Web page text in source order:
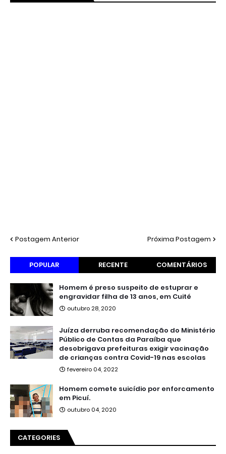
Postagem Anterior Próxima Postagem
POPULAR RECENTE COMENTÁRIOS
Homem é preso suspeito de estuprar e
engravidar filha de 13 anos, em Cuité
outubro 28, 2020
Juíza derruba recomendação do Ministério
Público de Contas da Paraíba que
desobrigava prefeituras exigir vacinação
de crianças contra Covid-19 nas escolas
fevereiro 04, 2022
Homem comete suicídio por enforcamento
em Picuí.
outubro 04, 2020
CATEGORIES